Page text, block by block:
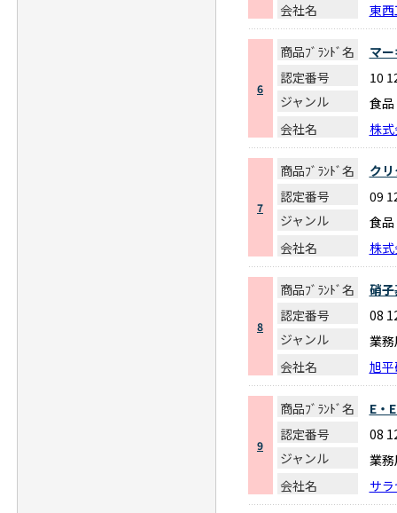
会社名
東
6
商品ﾌﾞﾗﾝﾄﾞ名
マ
認定番号
10
ジャンル
食
会社名
株
7
商品ﾌﾞﾗﾝﾄﾞ名
ク
認定番号
09
ジャンル
食
会社名
株
8
商品ﾌﾞﾗﾝﾄﾞ名
硝
認定番号
08
ジャンル
業
会社名
旭
9
商品ﾌﾞﾗﾝﾄﾞ名
E・
認定番号
08
ジャンル
業
会社名
サ